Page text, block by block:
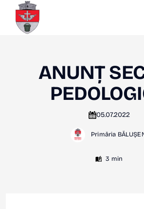
ANUNȚ
05.07.2022
Primăria
3 min